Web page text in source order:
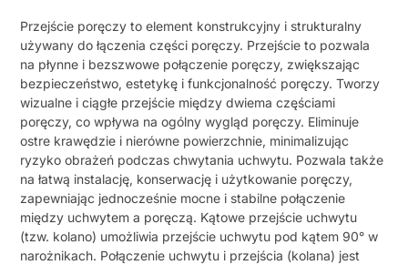
Przejście poręczy to element konstrukcyjny i strukturalny
używany do łączenia części poręczy. Przejście to pozwala
na płynne i bezszwowe połączenie poręczy, zwiększając
bezpieczeństwo, estetykę i funkcjonalność poręczy. Tworzy
wizualne i ciągłe przejście między dwiema częściami
poręczy, co wpływa na ogólny wygląd poręczy. Eliminuje
ostre krawędzie i nierówne powierzchnie, minimalizując
ryzyko obrażeń podczas chwytania uchwytu. Pozwala także
na łatwą instalację, konserwację i użytkowanie poręczy,
zapewniając jednocześnie mocne i stabilne połączenie
między uchwytem a poręczą. Kątowe przejście uchwytu
(tzw. kolano) umożliwia przejście uchwytu pod kątem 90° w
narożnikach. Połączenie uchwytu i przejścia (kolana) jest